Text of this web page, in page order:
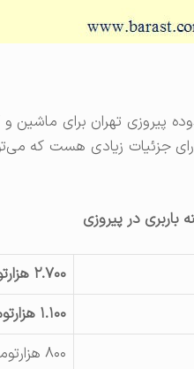
جزئیات زیادی هست که
باربری در پیروزی
۲.۷۰۰ هزارتومان
۱.۱۰۰ هزارتومان
۸۰۰ هزارتومان